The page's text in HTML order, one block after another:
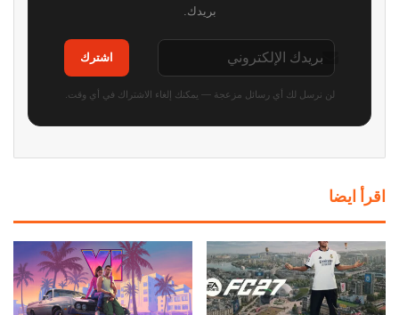
بريدك.
اشترك
لن نرسل لك أي رسائل مزعجة — يمكنك إلغاء الاشتراك في أي وقت.
اقرأ ايضا